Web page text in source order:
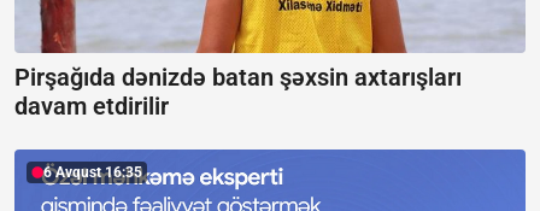
Pirşağıda dənizdə batan şəxsin axtarışları
davam etdirilir
6 Avqust 16:35